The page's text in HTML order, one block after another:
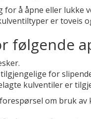
å åpne eller lukke
er
følgende
for
kulventiler er
om bruk